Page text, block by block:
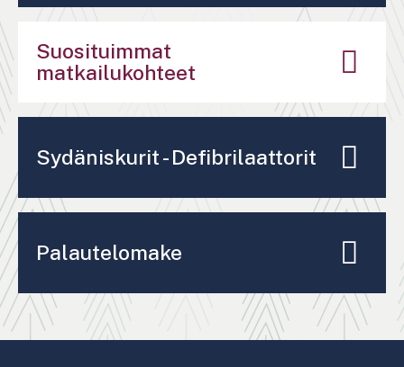
Suosituimmat
matkailukohteet
Sydäniskurit - Defibrilaattorit
Palautelomake